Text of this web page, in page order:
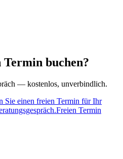
buchen?
— kostenlos, unverbindlich.
Sie einen freien Termin für Ihr
Freien Termin